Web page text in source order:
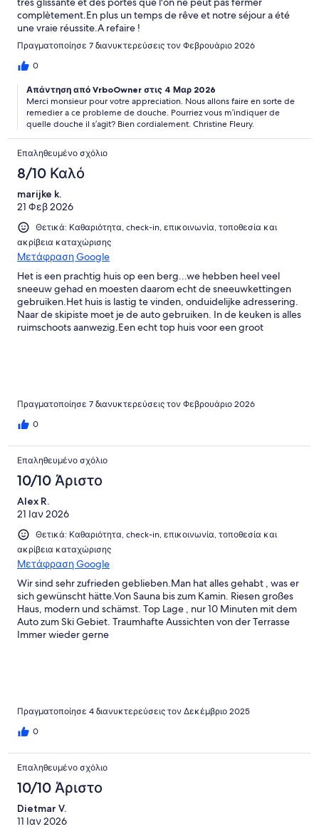
complètement.En plus un temps de rêve et notre séjour a été
une vraie réussite.A refaire !
Πραγματοποίησε 7 διανυκτερεύσεις τον Φεβρουάριο 2026
0
Απάντηση από VrboOwner στις 4 Μαρ 2026
Merci monsieur pour votre appreciation. Nous allons faire en sorte de
remedier a ce probleme de douche. Pourriez vous m’indiquer de
quelle douche il s’agit? Bien cordialement. Christine Fleury.
Επαληθευμένο σχόλιο
8/10 Καλό
marijke k.
21 Φεβ 2026
Θετικά: Καθαριότητα, check-in, επικοινωνία, τοποθεσία και
ακρίβεια καταχώρισης
Μετάφραση Google
Het is een prachtig huis op een berg...we hebben heel veel
sneeuw gehad en moesten daarom echt de sneeuwkettingen
gebruiken.Het huis is lastig te vinden, onduidelijke adressering.
Naar de skipiste moet je de auto gebruiken. In de keuken is alles
ruimschoots aanwezig.Een echt top huis voor een groot
Πραγματοποίησε 7 διανυκτερεύσεις τον Φεβρουάριο 2026
0
Επαληθευμένο σχόλιο
10/10 Άριστο
Alex R.
21 Ιαν 2026
Θετικά: Καθαριότητα, check-in, επικοινωνία, τοποθεσία και
ακρίβεια καταχώρισης
Μετάφραση Google
Wir sind sehr zufrieden geblieben.Man hat alles gehabt , was er
sich gewünscht hätte.Von Sauna bis zum Kamin. Riesen großes
Haus, modern und schämst. Top Lage , nur 10 Minuten mit dem
Auto zum Ski Gebiet. Traumhafte Aussichten von der Terrasse
Immer wieder gerne
Πραγματοποίησε 4 διανυκτερεύσεις τον Δεκέμβριο 2025
0
Επαληθευμένο σχόλιο
10/10 Άριστο
Dietmar V.
11 Ιαν 2026